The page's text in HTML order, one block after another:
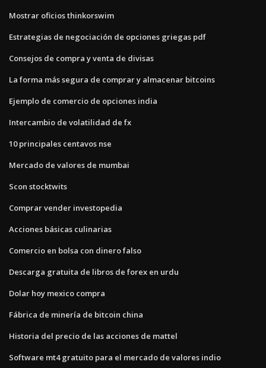
Mostrar oficios thinkorswim
Estrategias de negociación de opciones griegas pdf
Consejos de compra y venta de divisas
La forma más segura de comprar y almacenar bitcoins
Ejemplo de comercio de opciones india
Intercambio de volatilidad de fx
10 principales centavos nse
Mercado de valores de mumbai
Scon stocktwits
Comprar vender investopedia
Acciones básicas culinarias
Comercio en bolsa con dinero falso
Descarga gratuita de libros de forex en urdu
Dolar hoy mexico compra
Fábrica de minería de bitcoin china
Historia del precio de las acciones de mattel
Software mt4 gratuito para el mercado de valores indio